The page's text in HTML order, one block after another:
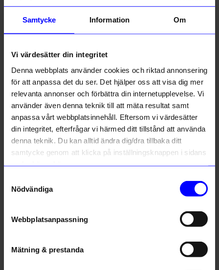
Samtycke Information Om
Vi värdesätter din integritet
Denna webbplats använder cookies och riktad annonsering
för att anpassa det du ser. Det hjälper oss att visa dig mer
relevanta annonser och förbättra din internetupplevelse. Vi
använder även denna teknik till att mäta resultat samt
anpassa vårt webbplatsinnehåll. Eftersom vi värdesätter
din integritet, efterfrågar vi härmed ditt tillstånd att använda
denna teknik. Du kan alltid ändra dig/dra tillbaka ditt
samtycke genom att klicka på inställningsknappen i sidans
Nödvändiga
Webbplatsanpassning
Mätning & prestanda
Om tillverkaren
Design House Stockholm
I lager
Designklassiker
Ljusstake Nordic Light 4 vit
Andra köpte även